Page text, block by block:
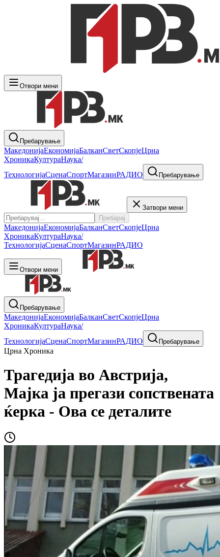
Отвори мени
Пребарување
МакедонијаЕкономијаБалканСветСкопјеЦрна
ХроникаКултураНаука/
ТехнологијаСценаСпортМагазинРАДИО Пребарување
Затвори мени
Пребарај
МакедонијаЕкономијаБалканСветСкопјеЦрна
ХроникаКултураНаука/
ТехнологијаСценаСпортМагазинРАДИО
Отвори мени
Пребарување
МакедонијаЕкономијаБалканСветСкопјеЦрна
ХроникаКултураНаука/
ТехнологијаСценаСпортМагазинРАДИО Пребарување
Црна Хроника
Трагедија во Австрија,
Мајка ја прегази сопствената
ќерка - Ова се деталите